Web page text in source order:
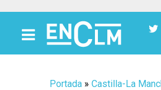
Portada » Castilla-La